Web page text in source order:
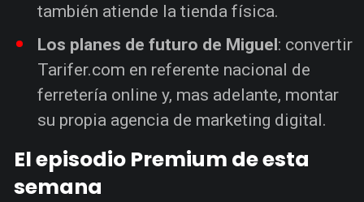
también atiende la tienda física.
Los planes de futuro de Miguel: convertir
Tarifer.com en referente nacional de
ferretería online y, mas adelante, montar
su propia agencia de marketing digital.
El episodio Premium de esta
semana